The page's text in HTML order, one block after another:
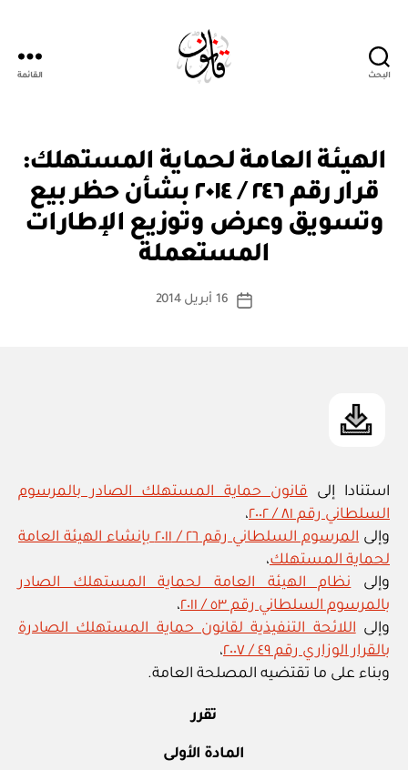
البحث القائمة
التصنيفات
الهيئة العامة لحماية المستهلك:
قرار رقم ٢٤٦ / ٢٠١٤ بشأن حظر بيع
وتسويق وعرض وتوزيع الإطارات
المستعملة
كاتب
بو
س
ة
تاريخ
16 أبريل 2014
استنادا إلى قانون حماية المستهلك الصادر بالمرسوم
السلطاني رقم ٨١ / ٢٠٠٢
،
وإلى
المرسوم السلطاني رقم ٢٦ / ٢٠١١ بإنشاء الهيئة العامة
لحماية المستهلك،
وإلى نظام الهيئة العامة لحماية المستهلك الصادر
بالمرسوم السلطاني رقم ٥٣ / ٢٠١١
،
وإلى اللائحة التنفيذية لقانون حماية المستهلك الصادرة
بالقرار الوزاري رقم ٤٩ / ٢٠٠٧
،
وبناء على ما تقتضيه المصلحة العامة.
تقرر
المادة الأولى